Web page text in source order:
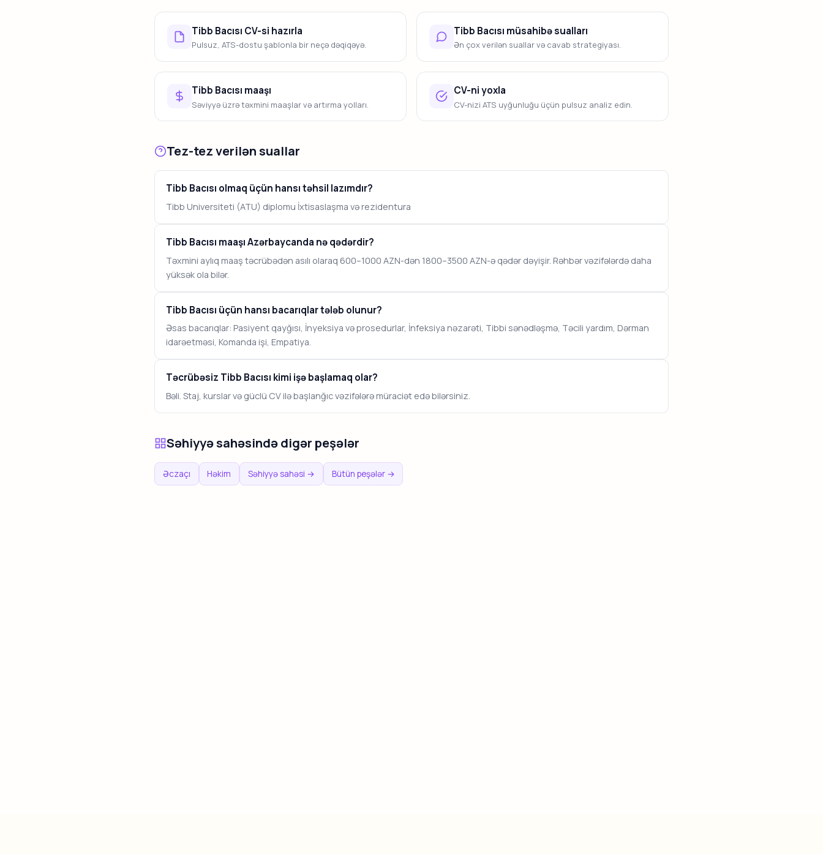
Tibb Bacısı CV-si hazırla
Pulsuz, ATS-dostu şablonla bir neçə dəqiqəyə.
Tibb Bacısı müsahibə sualları
Ən çox verilən suallar və cavab strategiyası.
Tibb Bacısı maaşı
Səviyyə üzrə təxmini maaşlar və artırma yolları.
CV-ni yoxla
CV-nizi ATS uyğunluğu üçün pulsuz analiz edin.
Tez-tez verilən suallar
Tibb Bacısı olmaq üçün hansı təhsil lazımdır?
Tibb Universiteti (ATU) diplomu İxtisaslaşma və rezidentura
Tibb Bacısı maaşı Azərbaycanda nə qədərdir?
Təxmini aylıq maaş təcrübədən asılı olaraq 600–1000 AZN-dən 1800–3500 AZN-ə qədər dəyişir. Rəhbər vəzifələrdə daha
yüksək ola bilər.
Tibb Bacısı üçün hansı bacarıqlar tələb olunur?
Əsas bacarıqlar: Pasiyent qayğısı, İnyeksiya və prosedurlar, İnfeksiya nəzarəti, Tibbi sənədləşmə, Təcili yardım, Dərman
idarəetməsi, Komanda işi, Empatiya.
Təcrübəsiz Tibb Bacısı kimi işə başlamaq olar?
Bəli. Staj, kurslar və güclü CV ilə başlanğıc vəzifələrə müraciət edə bilərsiniz.
Səhiyyə sahəsində digər peşələr
Əczaçı Həkim Səhiyyə sahəsi → Bütün peşələr →